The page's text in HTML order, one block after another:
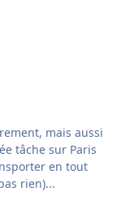
mais aussi
tâche sur Paris
en tout
rien)...